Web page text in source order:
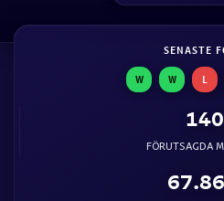
SENASTE
W W L
140
FÖRUTSAGDA